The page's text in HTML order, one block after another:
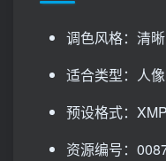
调色风格：清
适合类型：人
预设格式：
资源编号：